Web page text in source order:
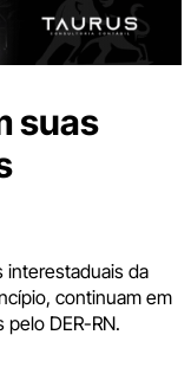
suas
interestaduais da
continuam em
DER-RN.